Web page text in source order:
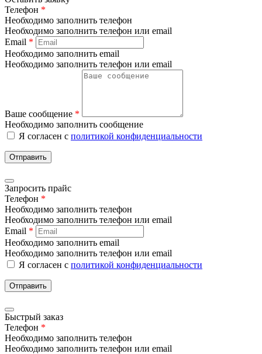
Телефон *
Необходимо заполнить телефон
Необходимо заполнить телефон или email
Email *
Необходимо заполнить email
Необходимо заполнить телефон или email
Ваше сообщение *
Необходимо заполнить сообщение
Я согласен с политикой конфиденциальности
Отправить
Запросить прайс
Телефон *
Необходимо заполнить телефон
Необходимо заполнить телефон или email
Email *
Необходимо заполнить email
Необходимо заполнить телефон или email
Я согласен с политикой конфиденциальности
Отправить
Быстрый заказ
Телефон *
Необходимо заполнить телефон
Необходимо заполнить телефон или email